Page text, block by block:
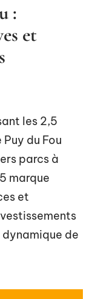
:
et
les 2,5
du Fou
parcs à
marque
et
de